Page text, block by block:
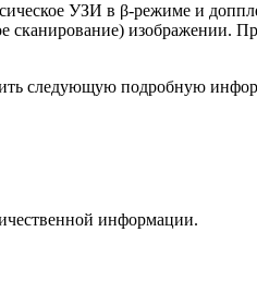
УЗИ в β-режиме и
сканирование) изображении.
следующую подробную
информации.